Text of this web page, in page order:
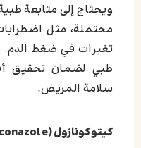
ويحتاج إلى متابعة
محتملة، مثل
تغيرات في ضغط
طبي لضمان تحقيق
سلامة المريض.
كيتوكونازول (Ketoconazole)